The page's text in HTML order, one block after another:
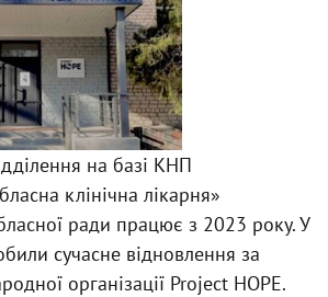
на базі КНП
клінічна лікарня»
ради працює з 2023 року. У
сучасне відновлення за
організації Project HOPE.